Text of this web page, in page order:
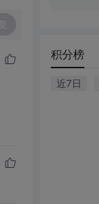
积分榜
近7日